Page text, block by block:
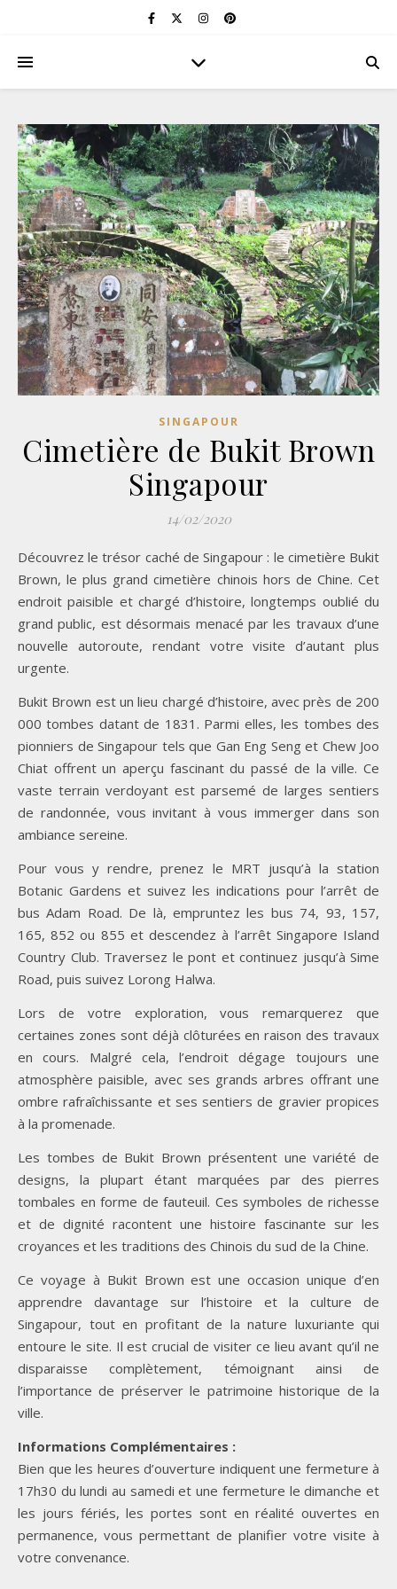
SINGAPOUR
Cimetière de Bukit Brown
Singapour
14/02/2020
Découvrez le trésor caché de Singapour : le cimetière Bukit
Brown, le plus grand cimetière chinois hors de Chine. Cet
endroit paisible et chargé d’histoire, longtemps oublié du
grand public, est désormais menacé par les travaux d’une
nouvelle autoroute, rendant votre visite d’autant plus
urgente.
Bukit Brown est un lieu chargé d’histoire, avec près de 200
000 tombes datant de 1831. Parmi elles, les tombes des
pionniers de Singapour tels que Gan Eng Seng et Chew Joo
Chiat offrent un aperçu fascinant du passé de la ville. Ce
vaste terrain verdoyant est parsemé de larges sentiers
de randonnée, vous invitant à vous immerger dans son
ambiance sereine.
Pour vous y rendre, prenez le MRT jusqu’à la station
Botanic Gardens et suivez les indications pour l’arrêt de
bus Adam Road. De là, empruntez les bus 74, 93, 157,
165, 852 ou 855 et descendez à l’arrêt Singapore Island
Country Club. Traversez le pont et continuez jusqu’à Sime
Road, puis suivez Lorong Halwa.
Lors de votre exploration, vous remarquerez que
certaines zones sont déjà clôturées en raison des travaux
en cours. Malgré cela, l’endroit dégage toujours une
atmosphère paisible, avec ses grands arbres offrant une
ombre rafraîchissante et ses sentiers de gravier propices
à la promenade.
Les tombes de Bukit Brown présentent une variété de
designs, la plupart étant marquées par des pierres
tombales en forme de fauteuil. Ces symboles de richesse
et de dignité racontent une histoire fascinante sur les
croyances et les traditions des Chinois du sud de la Chine.
Ce voyage à Bukit Brown est une occasion unique d’en
apprendre davantage sur l’histoire et la culture de
Singapour, tout en profitant de la nature luxuriante qui
entoure le site. Il est crucial de visiter ce lieu avant qu’il ne
disparaisse complètement, témoignant ainsi de
l’importance de préserver le patrimoine historique de la
ville.
Informations Complémentaires :
Bien que les heures d’ouverture indiquent une fermeture à
17h30 du lundi au samedi et une fermeture le dimanche et
les jours fériés, les portes sont en réalité ouvertes en
permanence, vous permettant de planifier votre visite à
votre convenance.